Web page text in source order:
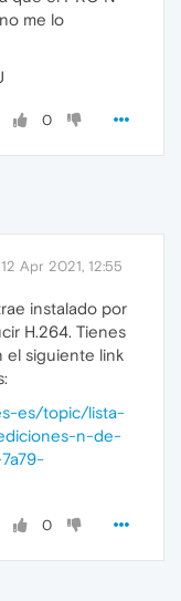
me lo
0
12 Apr 2021, 12:55
instalado por
H.264. Tienes
el siguiente link
es/topic/lista-
n-de-
0